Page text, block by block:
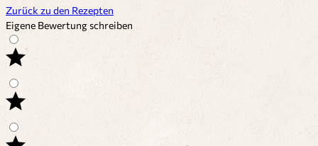
Zurück zu den Rezepten
Eigene Bewertung schreiben